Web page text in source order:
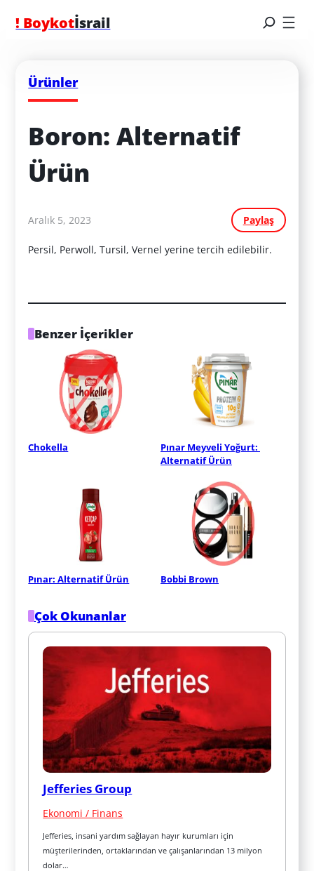
! Boykotİsrail
Ürünler
Boron: Alternatif
Ürün
Aralık 5, 2023 Paylaş
Persil, Perwoll, Tursil, Vernel yerine tercih edilebilir.
Benzer İçerikler
Chokella
Pınar Meyveli Yoğurt:
Alternatif Ürün
Pınar: Alternatif Ürün Bobbi Brown
Çok Okunanlar
Jefferies Group
Ekonomi / Finans
Jefferies, insani yardım sağlayan hayır kurumları için
müşterilerinden, ortaklarından ve çalışanlarından 13 milyon
dolar…